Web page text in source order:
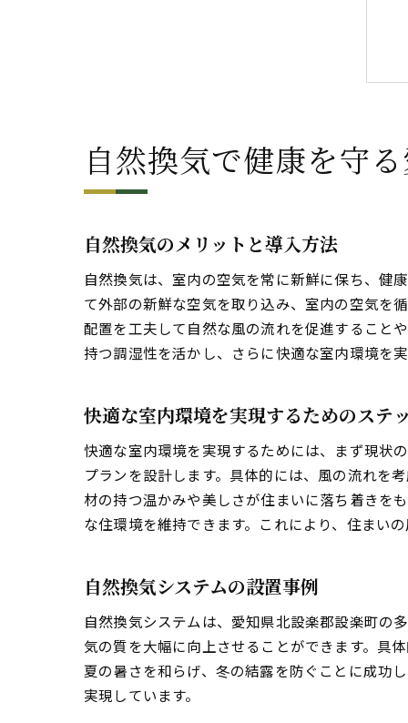
自然換気で健康を守
自然換気のメリットと導入方法
自然換気は、室内の空気を常に新鮮に保ち、健
て外部の新鮮な空気を取り込み、室内の空気を
配置を工夫して自然な風の流れを促進すること
持つ調湿性を活かし、さらに快適な室内環境を
快適な室内環境を実現するためのステ
快適な室内環境を実現するためには、まず現状
プランを設計します。具体的には、風の流れを
材の持つ温かみや美しさが住まいに落ち着きを
な住環境を維持できます。これにより、住まい
自然換気システムの設置事例
自然換気システムは、愛知県北設楽郡設楽町の
気の質を大幅に向上させることができます。具
夏の暑さを和らげ、冬の結露を防ぐことに成功
実現しています。